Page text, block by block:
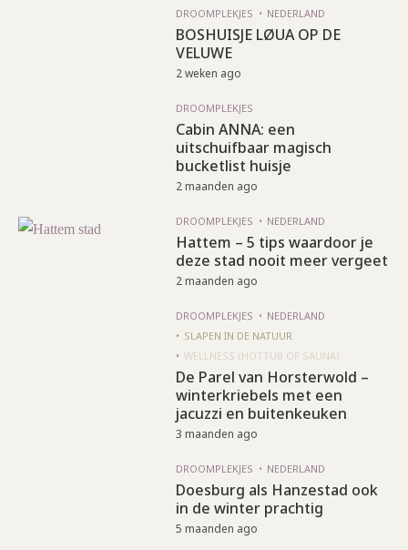
DROOMPLEKJES NEDERLAND
BOSHUISJE LØUA OP DE
VELUWE
2 weken ago
DROOMPLEKJES
Cabin ANNA: een
uitschuifbaar magisch
bucketlist huisje
2 maanden ago
DROOMPLEKJES NEDERLAND
Hattem – 5 tips waardoor je
deze stad nooit meer vergeet
2 maanden ago
DROOMPLEKJES
NEDERLAND
SLAPEN IN DE NATUUR
WELLNESS (HOTTUB OF SAUNA)
De Parel van Horsterwold –
winterkriebels met een
jacuzzi en buitenkeuken
3 maanden ago
DROOMPLEKJES NEDERLAND
Doesburg als Hanzestad ook
in de winter prachtig
5 maanden ago